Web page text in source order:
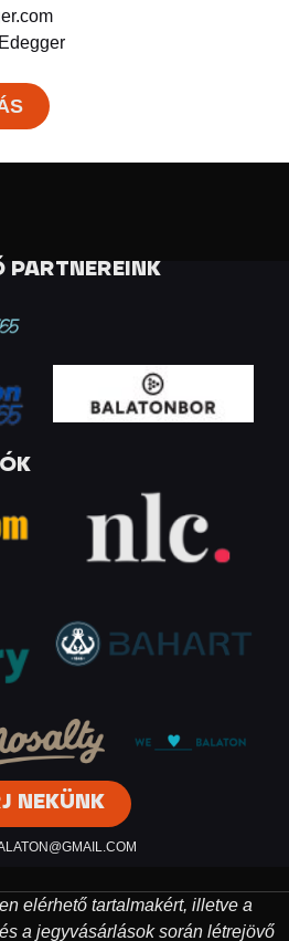
PARTNEREINK
NEKÜNK
elérhető tartalmakért, illetve a
a jegyvásárlások során létrejövő